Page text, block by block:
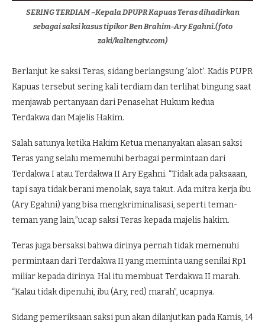
SERING TERDIAM –Kepala DPUPR Kapuas Teras dihadirkan
sebagai saksi kasus tipikor Ben Brahim-Ary Egahni.(foto
zaki/kaltengtv.com)
Berlanjut ke saksi Teras, sidang berlangsung ‘alot’. Kadis PUPR
Kapuas tersebut sering kali terdiam dan terlihat bingung saat
menjawab pertanyaan dari Penasehat Hukum kedua
Terdakwa dan Majelis Hakim.
Salah satunya ketika Hakim Ketua menanyakan alasan saksi
Teras yang selalu memenuhi berbagai permintaan dari
Terdakwa I atau Terdakwa II Ary Egahni. “Tidak ada paksaaan,
tapi saya tidak berani menolak, saya takut. Ada mitra kerja ibu
(Ary Egahni) yang bisa mengkriminalisasi, seperti teman-
teman yang lain,”ucap saksi Teras kepada majelis hakim.
Teras juga bersaksi bahwa dirinya pernah tidak memenuhi
permintaan dari Terdakwa II yang meminta uang senilai Rp1
miliar kepada dirinya. Hal itu membuat Terdakwa II marah.
“Kalau tidak dipenuhi, ibu (Ary, red) marah”, ucapnya.
Sidang pemeriksaan saksi pun akan dilanjutkan pada Kamis, 14